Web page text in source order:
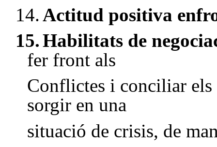
14. Actitud positiva
15.Habilitats de
fer front als
Conflictes i conciliar els
sorgir en una
situació de crisis, de